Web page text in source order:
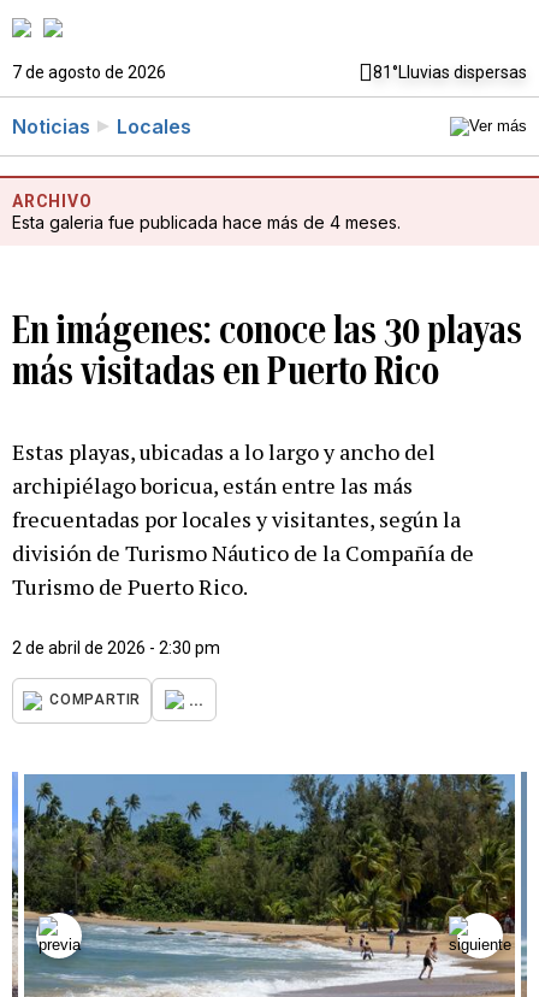
7 de agosto de 2026 81°Lluvias dispersas
Noticias Locales
ARCHIVO
Esta galeria fue publicada hace más de 4 meses.
En imágenes: conoce las 30 playas
más visitadas en Puerto Rico
Estas playas, ubicadas a lo largo y ancho del
archipiélago boricua, están entre las más
frecuentadas por locales y visitantes, según la
división de Turismo Náutico de la Compañía de
Turismo de Puerto Rico.
2 de abril de 2026 - 2:30 pm
COMPARTIR ...